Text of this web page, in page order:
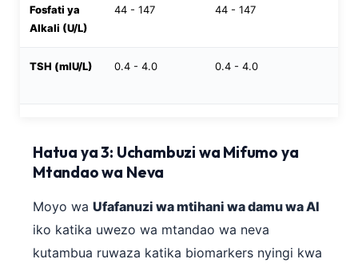
Fosfati ya
Alkali (U/L)
44 - 147 44 - 147
TSH (mIU/L) 0.4 - 4.0 0.4 - 4.0
Hatua ya 3: Uchambuzi wa Mifumo ya
Mtandao wa Neva
Moyo wa Ufafanuzi wa mtihani wa damu wa AI
iko katika uwezo wa mtandao wa neva
kutambua ruwaza katika biomarkers nyingi kwa